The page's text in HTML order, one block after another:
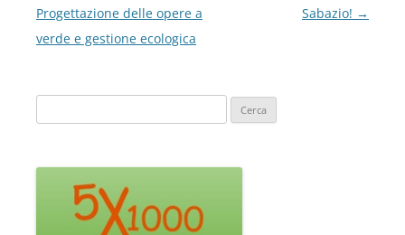
articolo
Progettazione delle opere a
verde e gestione ecologica
Sabazio! →
per: